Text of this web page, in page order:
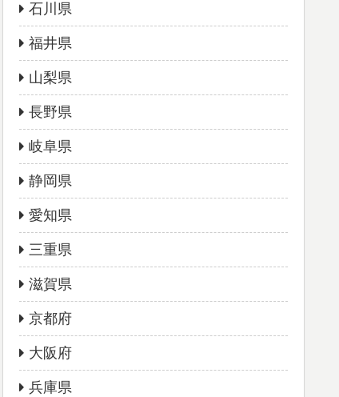
石川県
福井県
山梨県
長野県
岐阜県
静岡県
愛知県
三重県
滋賀県
京都府
大阪府
兵庫県